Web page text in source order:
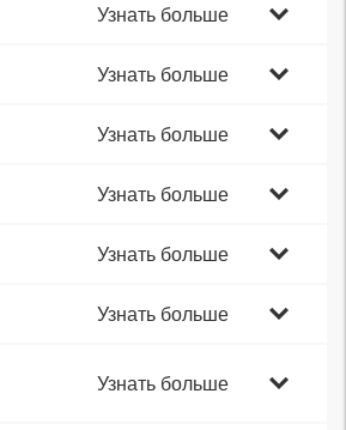
Узнать больше
Узнать больше
Узнать больше
Узнать больше
Узнать больше
Узнать больше
Узнать больше